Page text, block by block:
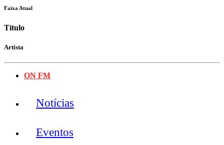
Faixa Atual
Título
Artista
ON FM
Notícias
Eventos